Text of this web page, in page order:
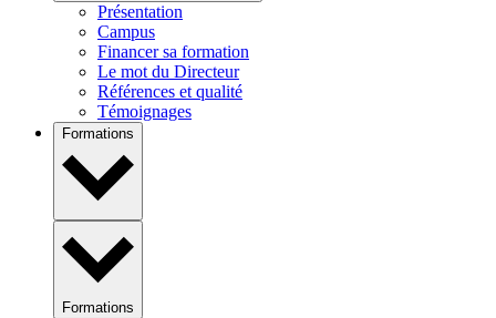
Présentation
Campus
Financer sa formation
Le mot du Directeur
Références et qualité
Témoignages
Formations
Formations